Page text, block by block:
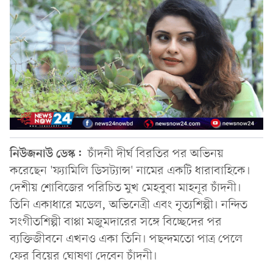
নিউজনাউ ডেস্ক:চাঁদনী দীর্ঘ বিরতির পর অভিনয়
করেছেন 'ফ্যামিলি ডিসট্যান্স' নামের একটি ধারাবাহিকে।
দেশীয় শোবিজের পরিচিত মুখ মেহবুবা মাহনূর চাঁদনী।
তিনি একাধারে মডেল, অভিনেত্রী এবং নৃত্যশিল্পী। নন্দিত
সংগীতশিল্পী বাপ্পা মজুমদারের সঙ্গে বিচ্ছেদের পর
ব্যক্তিজীবনে এখনও একা তিনি। পছন্দমতো পাত্র পেলে
ফের বিয়ের ঘোষণা দেবেন চাঁদনী।